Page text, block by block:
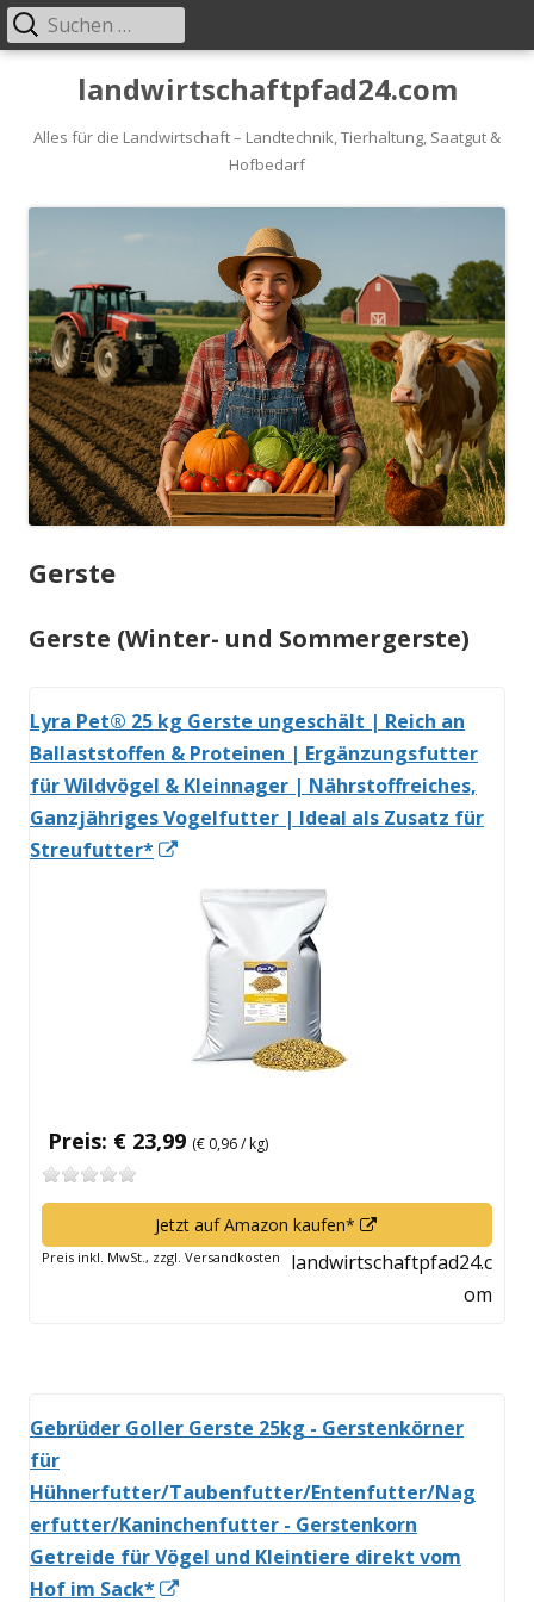
Inhalt
landwirtschaftpfad24.com
Alles für die Landwirtschaft – Landtechnik, Tierhaltung, Saatgut &
Hofbedarf
Primäres
Menü
Suche
nach:
Gerste
Gerste (Winter- und Sommergerste)
Lyra Pet® 25 kg Gerste ungeschält | Reich an
Ballaststoffen & Proteinen | Ergänzungsfutter
für Wildvögel & Kleinnager | Nährstoffreiches,
Ganzjähriges Vogelfutter | Ideal als Zusatz für
Streufutter*
Fenster
öffnen
Preis: € 23,99 (€ 0,96 / kg)
Jetzt auf Amazon kaufen*
neuem
Fenster
Preis inkl. MwSt., zzgl. Versandkosten
landwirtschaftpfad24.c
om
Gebrüder Goller Gerste 25kg - Gerstenkörner
für
Hühnerfutter/Taubenfutter/Entenfutter/Nag
erfutter/Kaninchenfutter - Gerstenkorn
Getreide für Vögel und Kleintiere direkt vom
Hof im Sack*